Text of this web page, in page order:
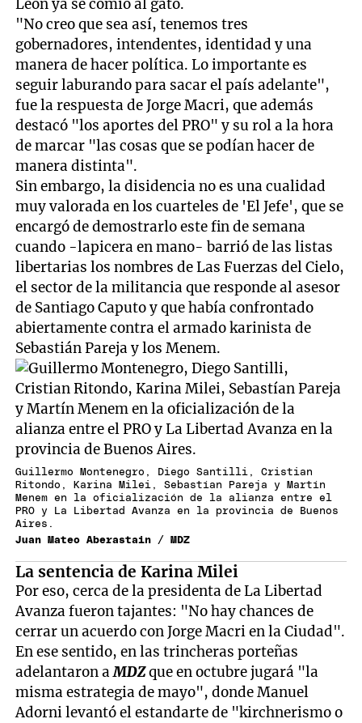
León ya se comió al gato.
"No creo que sea así, tenemos tres
gobernadores, intendentes, identidad y una
manera de hacer política. Lo importante es
seguir laburando para sacar el país adelante",
fue la respuesta de Jorge Macri, que además
destacó "los aportes del PRO" y su rol a la hora
de marcar "las cosas que se podían hacer de
manera distinta".
Sin embargo, la disidencia no es una cualidad
muy valorada en los cuarteles de 'El Jefe', que se
encargó de demostrarlo este fin de semana
cuando -lapicera en mano- barrió de las listas
libertarias los nombres de Las Fuerzas del Cielo,
el sector de la militancia que responde al asesor
de Santiago Caputo y que había confrontado
abiertamente contra el armado karinista de
Sebastián Pareja y los Menem.
Guillermo Montenegro, Diego Santilli, Cristian
Ritondo, Karina Milei, Sebastían Pareja y Martín
Menem en la oficialización de la alianza entre el
PRO y La Libertad Avanza en la provincia de Buenos
Aires.
Juan Mateo Aberastain / MDZ
La sentencia de Karina Milei
Por eso, cerca de la presidenta de La Libertad
Avanza fueron tajantes: "No hay chances de
cerrar un acuerdo con Jorge Macri en la Ciudad".
En ese sentido, en las trincheras porteñas
adelantaron aMDZque en octubre jugará "la
misma estrategia de mayo", donde Manuel
Adorni levantó el estandarte de "kirchnerismo o